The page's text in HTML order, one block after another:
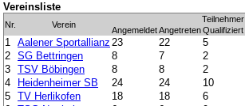
Vereinsliste
Nr. Verein
Teilnehmer
AngemeldetAngetretenQualifiziert
1 Aalener Sportallianz 23 22 5
2 SG Bettringen 8 7 2
3 TSV Böbingen 8 8 2
4
Heidenheimer SB 24 24 10
5 TV Herlikofen 18 18 6